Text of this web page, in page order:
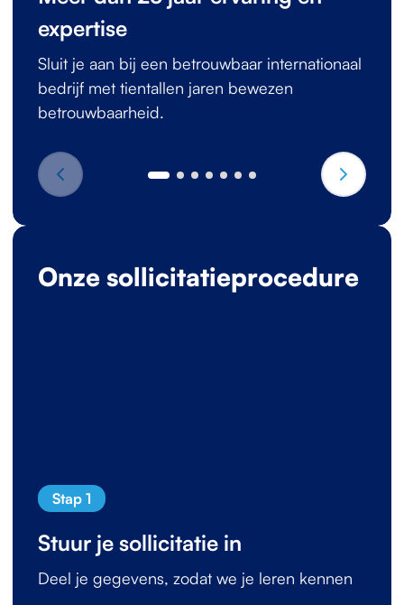
expertise
Sluit je aan bij een betrouwbaar internationaal
bedrijf met tientallen jaren bewezen
betrouwbaarheid.
Onze sollicitatieprocedure
Stap 1
Stuur je sollicitatie in
Deel je gegevens, zodat we je leren kennen